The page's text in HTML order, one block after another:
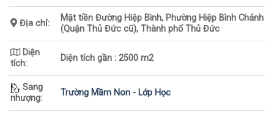
Địa chỉ:
Mặt tiền Đường Hiệp Bình, Phường Hiệp Bình Chánh
(Quận Thủ Đức cũ), Thành phố Thủ Đức
Diện
tích:
Diện tích gần : 2500 m2
Sang
nhượng:
Trường Mầm Non - Lớp Học